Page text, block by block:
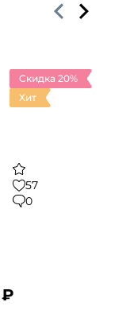
Скидка 20%
Хит
57
0
₽